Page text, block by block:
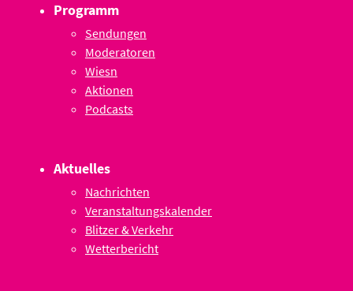
Programm
Sendungen
Moderatoren
Wiesn
Aktionen
Podcasts
Aktuelles
Nachrichten
Veranstaltungskalender
Blitzer & Verkehr
Wetterbericht